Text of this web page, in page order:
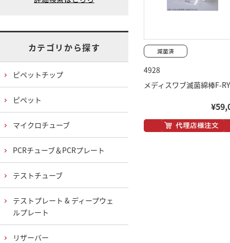
4928
メディスワブ滅菌綿棒F-RY
カテゴリから探す
ピペットチップ
ピペット
マイクロチューブ
PCRチューブ＆PCRプレート
テストチューブ
テストプレート & ディープウェ
ルプレート
リザーバー